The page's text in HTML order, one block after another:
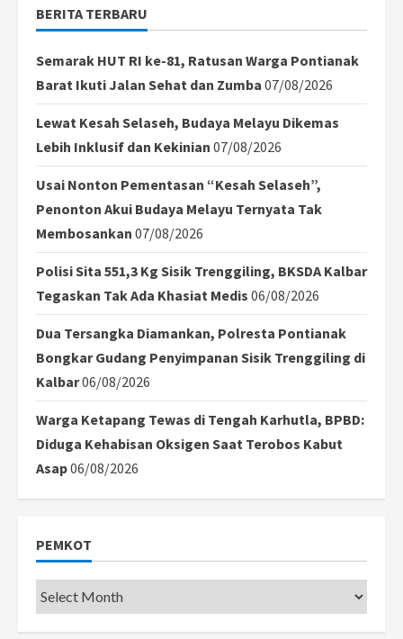
Rp
Korban
BERITA TERBARU
Semarak HUT RI ke-81, Ratusan Warga Pontianak
Barat Ikuti Jalan Sehat dan Zumba 07/08/2026
Lewat Kesah Selaseh, Budaya Melayu Dikemas
Lebih Inklusif dan Kekinian 07/08/2026
Usai Nonton Pementasan “Kesah Selaseh”,
Penonton Akui Budaya Melayu Ternyata Tak
Membosankan 07/08/2026
Polisi Sita 551,3 Kg Sisik Trenggiling, BKSDA Kalbar
Tegaskan Tak Ada Khasiat Medis 06/08/2026
Dua Tersangka Diamankan, Polresta Pontianak
Bongkar Gudang Penyimpanan Sisik Trenggiling di
Kalbar06/08/2026
Warga Ketapang Tewas di Tengah Karhutla, BPBD:
Diduga Kehabisan Oksigen Saat Terobos Kabut
Asap06/08/2026
PEMKOT
Pemkot